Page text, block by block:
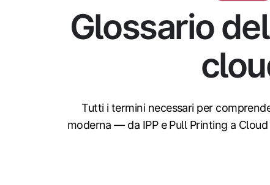
Glossario
Tutti i termini necessari per
moderna — da IPP e Pull Printing a